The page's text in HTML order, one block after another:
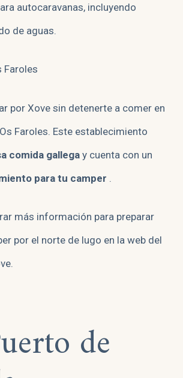
autocaravanas, incluyendo
de aguas.
Faroles
por Xove sin detenerte a comer en
Faroles. Este establecimiento
comida gallega y cuenta con un
para tu camper .
más información para preparar
por el norte de lugo en la web del
de